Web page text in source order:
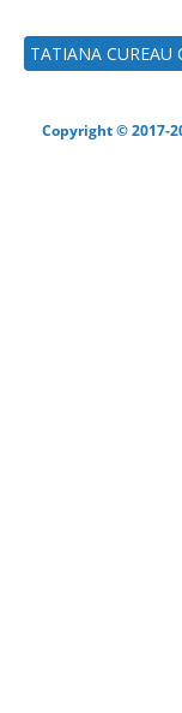
TATIANA CUREAU
Copyright © 2017-